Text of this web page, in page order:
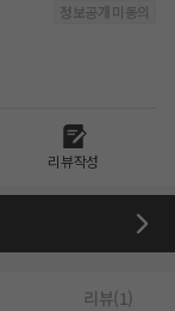
정보공개 미동의
리뷰작성
리뷰(1)